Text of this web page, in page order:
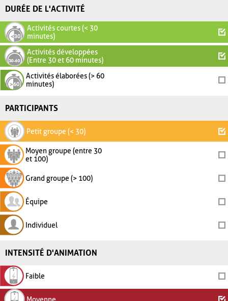
DURÉE DE L'ACTIVITÉ
Activités courtes (< 30
minutes)
Activités développées
(Entre 30 et 60 minutes)
Activités élaborées (> 60
minutes)
PARTICIPANTS
Petit groupe (< 30)
Moyen groupe (entre 30
et 100)
Grand groupe (> 100)
Équipe
Individuel
INTENSITÉ D'ANIMATION
Faible
Moyenne